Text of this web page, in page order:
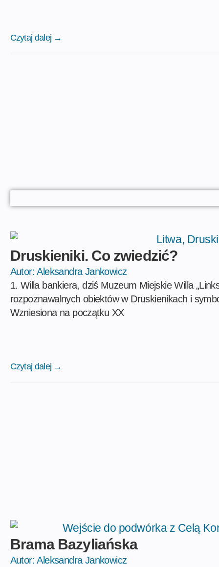
Czytaj dalej →
Druskieniki. Co zwiedzić?
Autor: Aleksandra Jankowicz
1. Willa bankiera, dziś Muzeum Miejskie Willa
rozpoznawalnych obiektów w Druskienikach i
Wzniesiona na początku XX
Czytaj dalej →
Brama Bazyliańska
Autor: Aleksandra Jankowicz